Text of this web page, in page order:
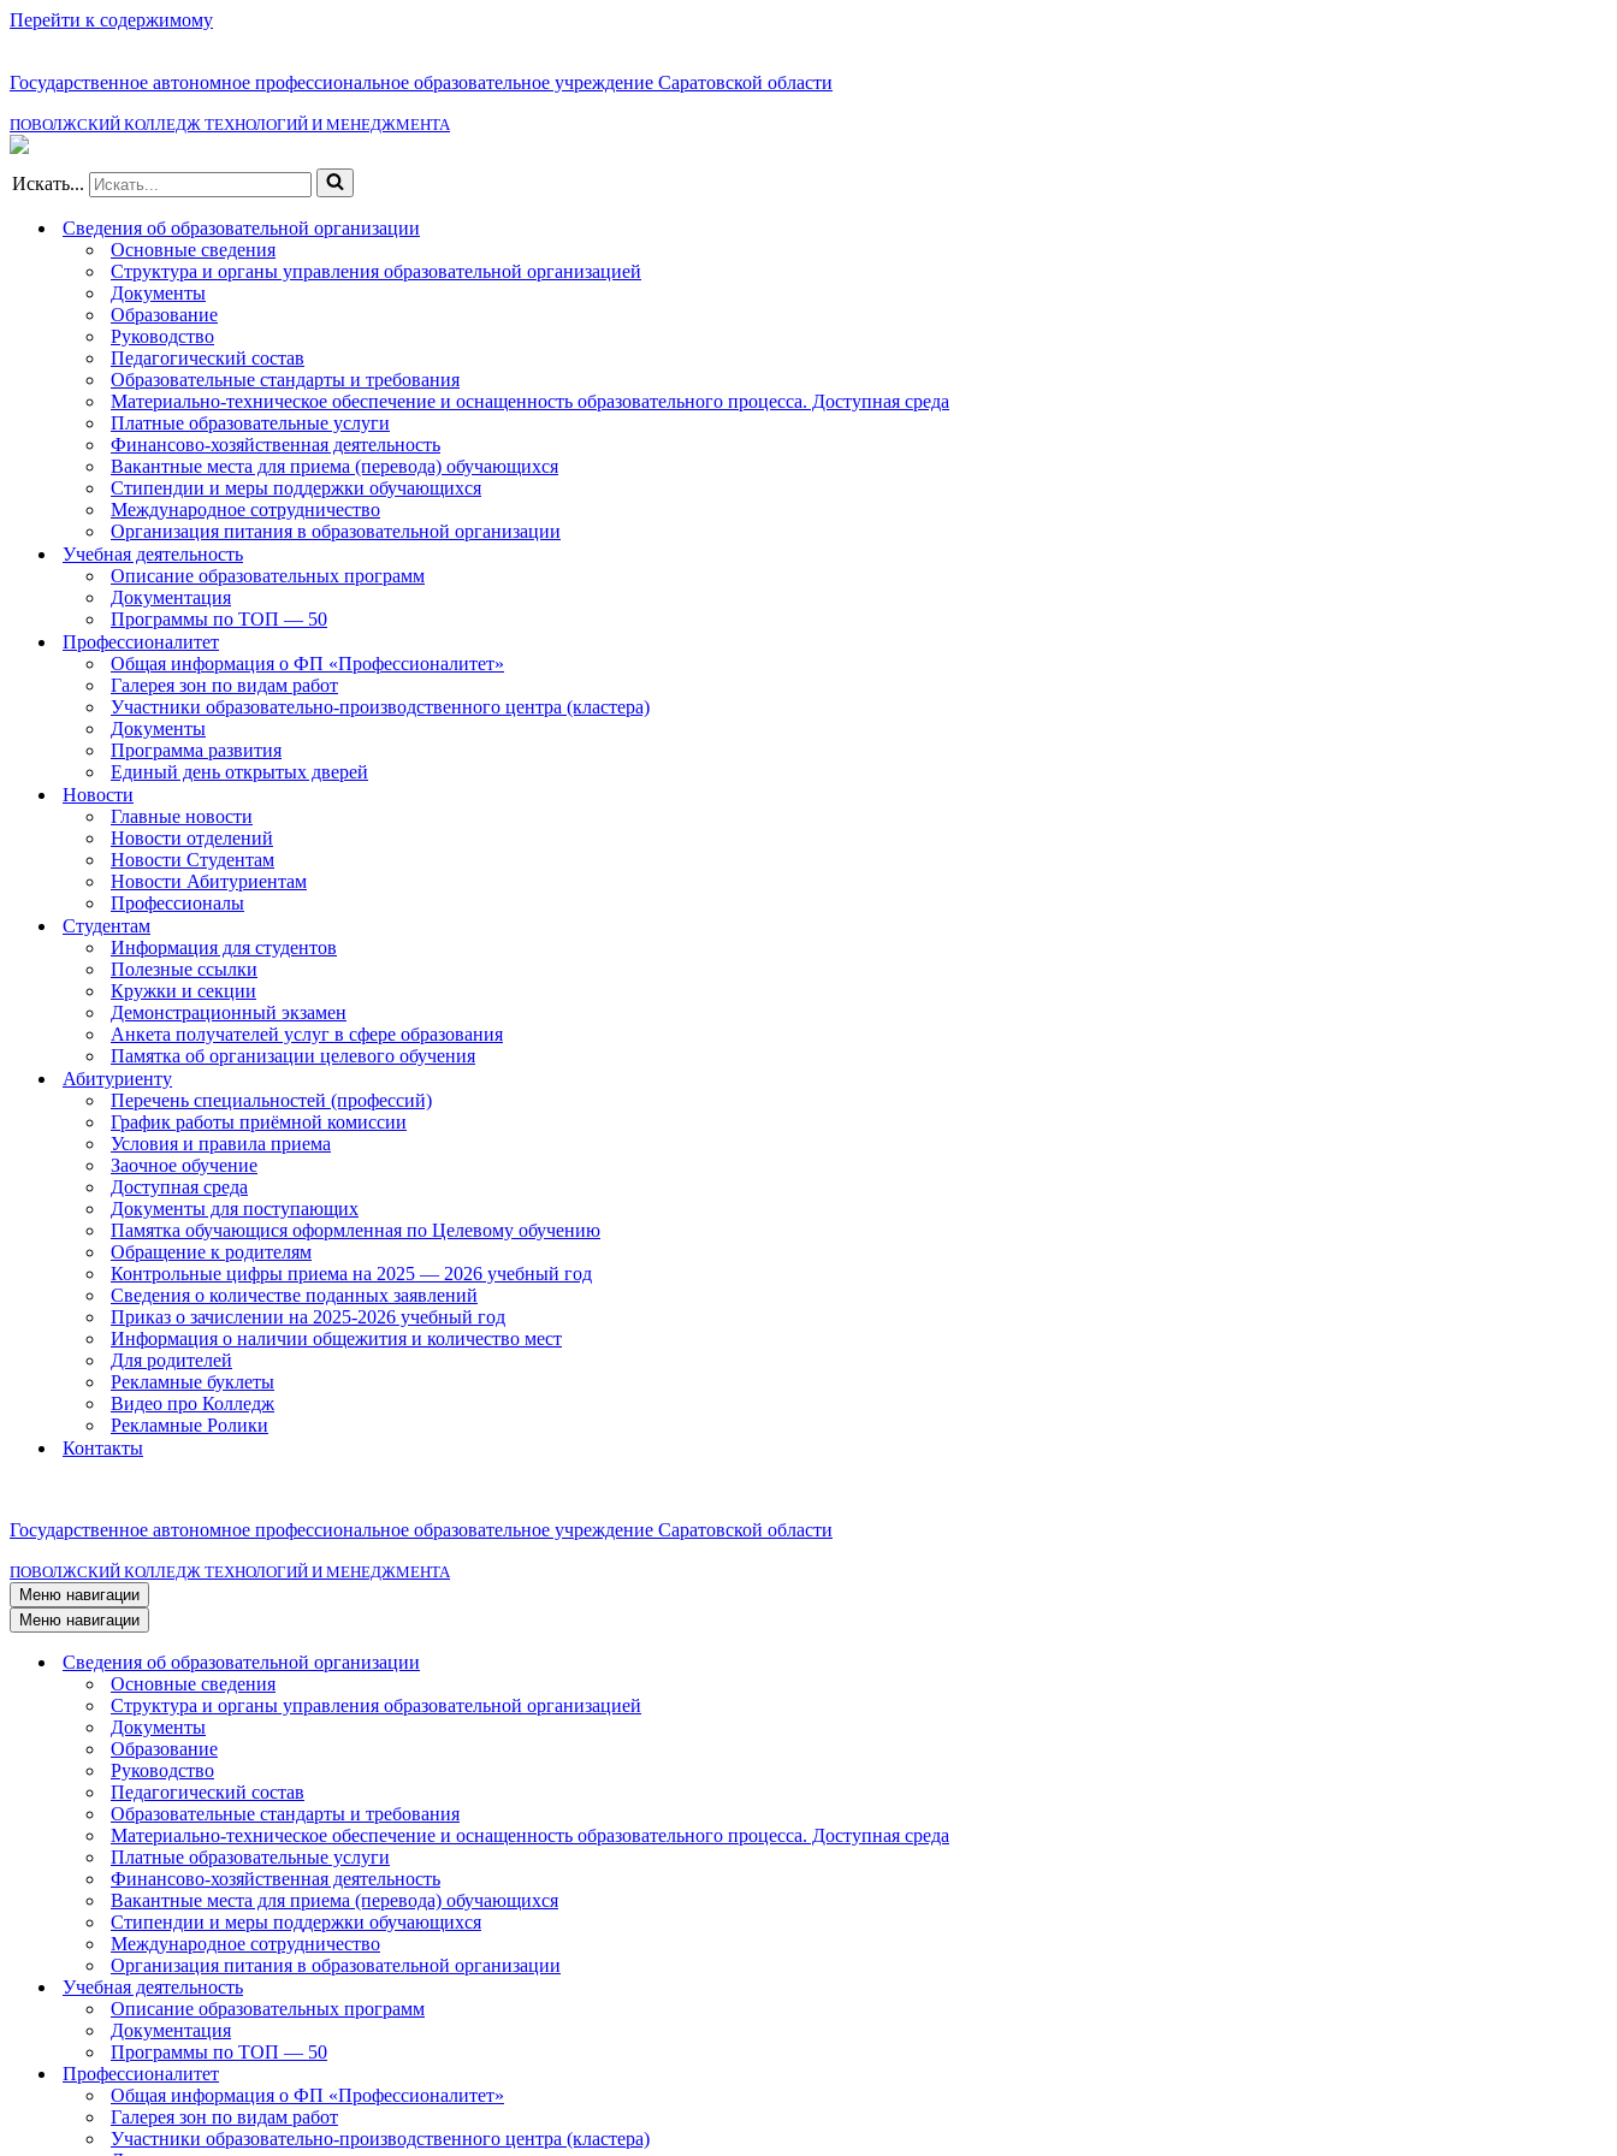
Перейти к содержимому
Государственное автономное профессиональное образовательное учреждение Саратовской области
ПОВОЛЖСКИЙ КОЛЛЕДЖ ТЕХНОЛОГИЙ И МЕНЕДЖМЕНТА
Искать...
Сведения об образовательной организации
Основные сведения
Структура и органы управления образовательной организацией
Документы
Образование
Руководство
Педагогический состав
Образовательные стандарты и требования
Материально-техническое обеспечение и оснащенность образовательного процесса. Доступная среда
Платные образовательные услуги
Финансово-хозяйственная деятельность
Вакантные места для приема (перевода) обучающихся
Стипендии и меры поддержки обучающихся
Международное сотрудничество
Организация питания в образовательной организации
Учебная деятельность
Описание образовательных программ
Документация
Программы по ТОП — 50
Профессионалитет
Общая информация о ФП «Профессионалитет»
Галерея зон по видам работ
Участники образовательно-производственного центра (кластера)
Документы
Программа развития
Единый день открытых дверей
Новости
Главные новости
Новости отделений
Новости Студентам
Новости Абитуриентам
Профессионалы
Студентам
Информация для студентов
Полезные ссылки
Кружки и секции
Демонстрационный экзамен
Анкета получателей услуг в сфере образования
Памятка об организации целевого обучения
Абитуриенту
Перечень специальностей (профессий)
График работы приёмной комиссии
Условия и правила приема
Заочное обучение
Доступная среда
Документы для поступающих
Памятка обучающися оформленная по Целевому обучению
Обращение к родителям
Контрольные цифры приема на 2025 — 2026 учебный год
Сведения о количестве поданных заявлений
Приказ о зачислении на 2025-2026 учебный год
Информация о наличии общежития и количество мест
Для родителей
Рекламные буклеты
Видео про Колледж
Рекламные Ролики
Контакты
Государственное автономное профессиональное образовательное учреждение Саратовской области
ПОВОЛЖСКИЙ КОЛЛЕДЖ ТЕХНОЛОГИЙ И МЕНЕДЖМЕНТА
Меню навигации
Меню навигации
Сведения об образовательной организации
Основные сведения
Структура и органы управления образовательной организацией
Документы
Образование
Руководство
Педагогический состав
Образовательные стандарты и требования
Материально-техническое обеспечение и оснащенность образовательного процесса. Доступная среда
Платные образовательные услуги
Финансово-хозяйственная деятельность
Вакантные места для приема (перевода) обучающихся
Стипендии и меры поддержки обучающихся
Международное сотрудничество
Организация питания в образовательной организации
Учебная деятельность
Описание образовательных программ
Документация
Программы по ТОП — 50
Профессионалитет
Общая информация о ФП «Профессионалитет»
Галерея зон по видам работ
Участники образовательно-производственного центра (кластера)